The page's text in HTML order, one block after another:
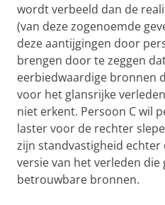
wordt verbeeld dan de
(van deze zogenoemde
deze aantijgingen door
brengen door te zeggen
eerbiedwaardige bronnen
voor het glansrijke
niet erkent. Persoon C wil
laster voor de rechter
zijn standvastigheid
versie van het verleden
betrouwbare bronnen.